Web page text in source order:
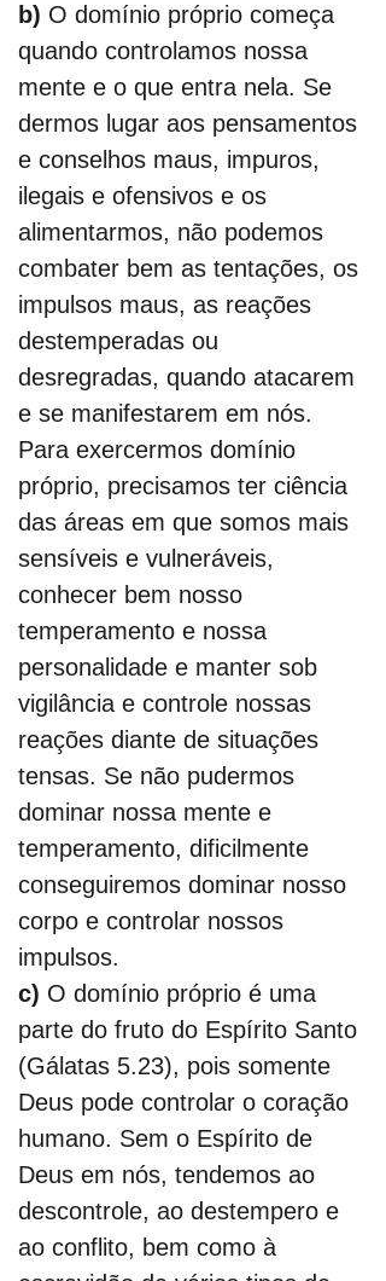
b) O domínio próprio começa
quando controlamos nossa
mente e o que entra nela. Se
dermos lugar aos pensamentos
e conselhos maus, impuros,
ilegais e ofensivos e os
alimentarmos, não podemos
combater bem as tentações, os
impulsos maus, as reações
destemperadas ou
desregradas, quando atacarem
e se manifestarem em nós.
Para exercermos domínio
próprio, precisamos ter ciência
das áreas em que somos mais
sensíveis e vulneráveis,
conhecer bem nosso
temperamento e nossa
personalidade e manter sob
vigilância e controle nossas
reações diante de situações
tensas. Se não pudermos
dominar nossa mente e
temperamento, dificilmente
conseguiremos dominar nosso
corpo e controlar nossos
impulsos.
c) O domínio próprio é uma
parte do fruto do Espírito Santo
(Gálatas 5.23), pois somente
Deus pode controlar o coração
humano. Sem o Espírito de
Deus em nós, tendemos ao
descontrole, ao destempero e
ao conflito, bem como à